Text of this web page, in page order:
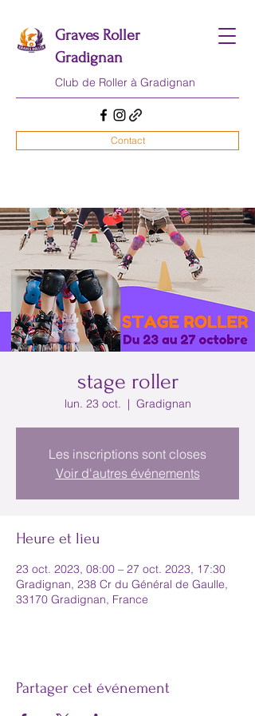
Graves Roller
Gradignan
Club de Roller à Gradignan
Contact
stage roller
lun. 23 oct.
  |
Gradignan
Les inscriptions sont closes
Voir d'autres événements
Heure et lieu
23 oct. 2023, 08:00 – 27 oct. 2023, 17:30
Gradignan, 238 Cr du Général de Gaulle,
33170 Gradignan, France
Partager cet événement